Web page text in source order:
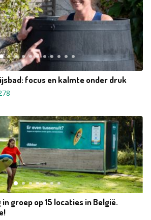
focus en kalmte onder druk
groep op 15 locaties in België.